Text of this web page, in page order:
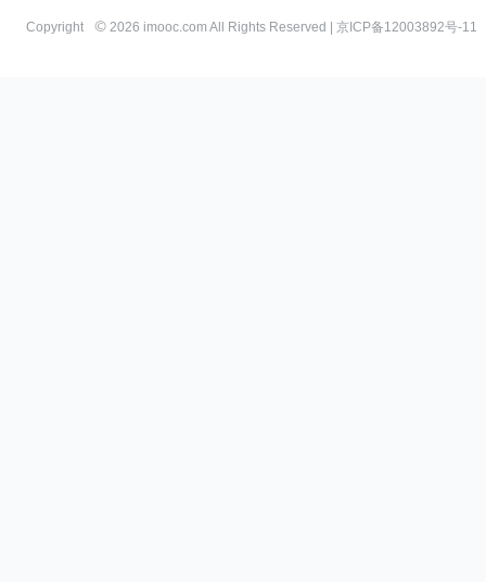
Copyright 2026 imooc.com All Rights Reserved | 京ICP备12003892号-11